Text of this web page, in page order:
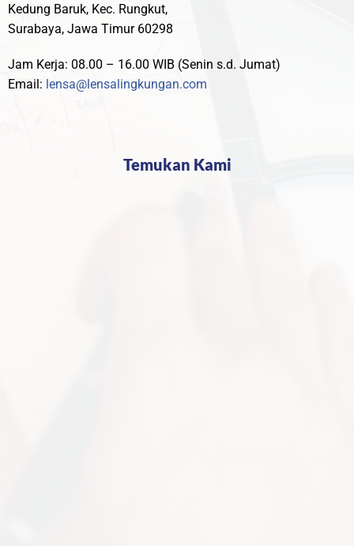
Kedung Baruk, Kec. Rungkut,
Surabaya, Jawa Timur 60298
Jam Kerja: 08.00 – 16.00 WIB (Senin s.d. Jumat)
Email: lensa@lensalingkungan.com
Temukan Kami